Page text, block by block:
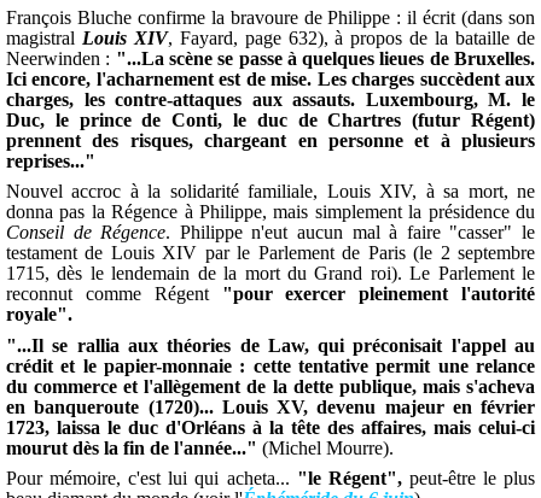
François Bluche confirme la bravoure de Philippe : il écrit (dans son
magistral Louis XIV, Fayard, page 632), à propos de la bataille de
Neerwinden : "...La scène se passe à quelques lieues de Bruxelles.
Ici encore, l'acharnement est de mise. Les charges succèdent aux
charges, les contre-attaques aux assauts. Luxembourg, M. le
Duc, le prince de Conti, le duc de Chartres (futur Régent)
prennent des risques, chargeant en personne et à plusieurs
reprises..."
Nouvel accroc à la solidarité familiale, Louis XIV, à sa mort, ne
donna pas la Régence à Philippe, mais simplement la présidence du
Conseil de Régence. Philippe n'eut aucun mal à faire "casser" le
testament de Louis XIV par le Parlement de Paris (le 2 septembre
1715, dès le lendemain de la mort du Grand roi). Le Parlement le
reconnut comme Régent "pour exercer pleinement l'autorité
royale".
"...Il se rallia aux théories de Law, qui préconisait l'appel au
crédit et le papier-monnaie : cette tentative permit une relance
du commerce et l'allègement de la dette publique, mais s'acheva
en banqueroute (1720)... Louis XV, devenu majeur en février
1723, laissa le duc d'Orléans à la tête des affaires, mais celui-ci
mourut dès la fin de l'année..." (Michel Mourre).
Pour mémoire, c'est lui qui acheta... "le Régent",peut-être le plus